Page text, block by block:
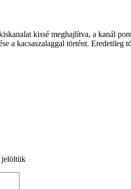
kissé meghajlítva, a kanál
a kacsaszalaggal történt.
jelöltük